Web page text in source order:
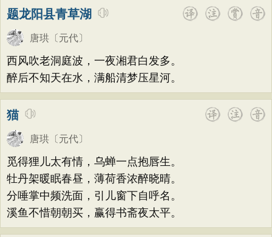
秋思
哲理 叙事
写雪
落花
桃花 写雨 青春
论诗
游仙 节日 春节
元宵节
七夕节
中秋节
古文观止
宋词精选
初中古诗
高中古诗
初中文言文
高中文言文
古诗三百首
宋词三百首 古诗十九首
屈原
王勃 晏殊
岳飞
姚合
卢纶
高适
方干 李峤 赵嘏
郑燮
张说 张炎 白居易
李清照
刘禹锡 李商隐
陶渊明
欧阳修
韦应物
杨万里
诸葛亮 范仲淹
晏几道
周邦彦 杜荀鹤
马致远
皮日休 左丘明
权德舆
黄庭坚 司马迁
皇甫冉
题龙阳县青草湖
唐珙 〔元代〕
西风吹老洞庭波，一夜湘君白发多。
醉后不知天在水，满船清梦压星河。
猫
唐珙 〔元代〕
觅得狸儿太有情，乌蝉一点抱唇生。
牡丹架暖眠春昼，薄荷香浓醉晓晴。
分唾掌中频洗面，引儿窗下自呼名。
溪鱼不惜朝朝买，赢得书斋夜太平。